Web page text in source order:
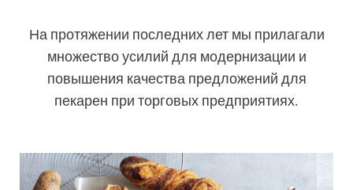
На протяжении последних лет мы прилагали
множество усилий для модернизации и
повышения качества предложений для
пекарен при торговых предприятиях.